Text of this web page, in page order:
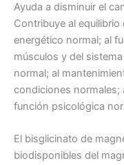
Ayuda a disminuir el
Contribuye al
energético normal; al
músculos y del
normal; al
condiciones normales;
función psicológica
El bisglicinato de
biodisponibles del